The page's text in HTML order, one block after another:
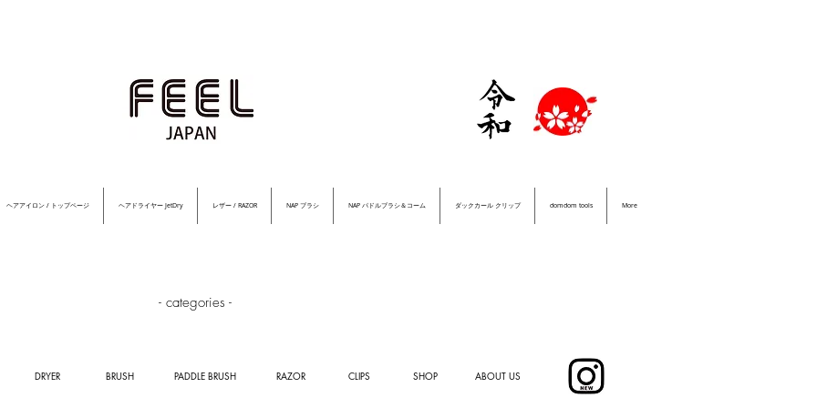
ヘアアイロン / トップページ ヘアドライヤー JetDry レザー / RAZOR NAP ブラシ NAP パドルブラシ＆コーム ダックカール クリップ domdom tools More
- categories -
DRYER BRUSH PADDLE BRUSH RAZOR CLIPS SHOP ABOUT US